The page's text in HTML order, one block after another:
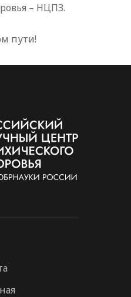
– НЦПЗ.
пути!